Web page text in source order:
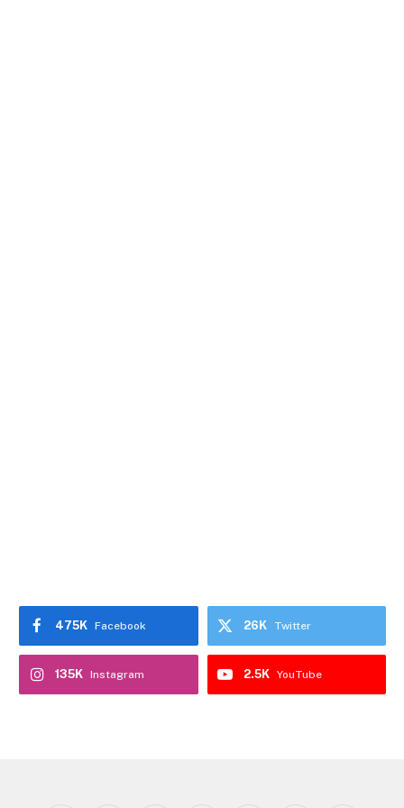
Facebook
475K Twitter
26K
Instagram
135K YouTube
2.5K